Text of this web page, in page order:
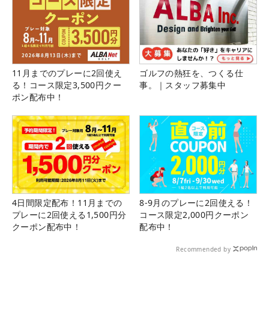
11月までのプレーに2回使え
る！コース限定3,500円クー
ポン配布中！
ゴルフの熱狂を、つくる仕
事。｜スタッフ募集中
4日間限定配布！11月までの
プレーに2回使える1,500円分
クーポン配布中！
8-9月のプレーに2回使える！
コース限定2,000円クーポン
配布中！
Recommended by